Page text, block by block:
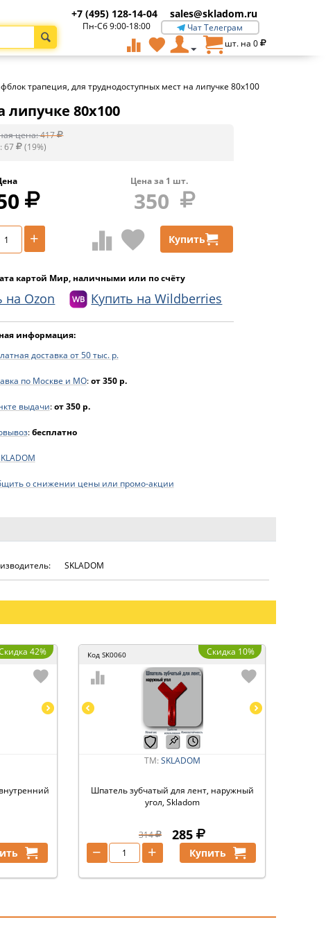
+7 (495) 128-14-04 sales@skladom.ru
Пн-Сб 9:00-18:00
Чат Телеграм
шт. на 0
трапеция, для труднодоступных мест на липучке 80х100
80х100
цена:417
67 (19%)
Цена за 1 шт.
350
+ Купить
картой Мир, наличными или по счёту
на Ozon Купить на Wildberries
информация:
доставка от 50 тыс. р.
по Москве и МО:от 350 р.
выдачи:от 350 р.
:бесплатно
о снижении цены или промо-акции
SKLADOM
42% Код SK0060 Скидка 10%
ТМ: SKLADOM
Шпатель зубчатый для лент, наружный
угол, Skladom
314 285
+
− Купить